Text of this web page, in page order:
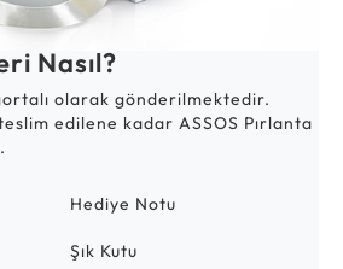
Nasıl?
olarak gönderilmektedir.
edilene kadar ASSOS Pırlanta
Hediye Notu
Şık Kutu